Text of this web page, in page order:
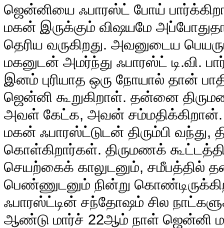
ஜென்னியை ஃபாரஸ்ட் போய்
மகன் இருக்கும் விஷயமே
தெரிய வருகிறது. அவனுடைய
மகனுடன் அமர்ந்து ஃபாரஸ்ட் டி.வி.
இனம் புரியாத ஒரு நோயால் தான்
ஜென்னி கூறுகிறாள். தன்னை
அவள் கேட்க, அவன் சம்மதிக்கிறான்.
மகன் ஃபாரஸ்ட்டுடன் திரும்பி வந்து,
கொள்கிறார்கள். திருமணக்
செயற்கைக் காலுடனும், சமீபத்தில்
பெண்ணுடனும் நின்று
ஃபாரஸ்ட்டின் சந்தோஷம் சில
ஆண்டு மார்ச் 22ஆம் நாள் ஜென்னி